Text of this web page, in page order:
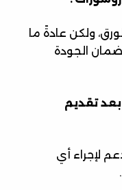
ولكن عادةً ما
ضمان الجودة
تقديم
لإجراء أي